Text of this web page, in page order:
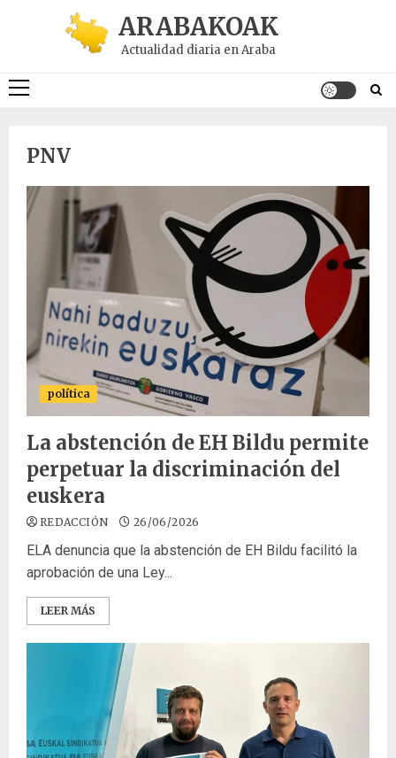
ARABAKOAK
Actualidad diaria en Araba
Menú
PNV
política
La abstención de EH Bildu permite
perpetuar la discriminación del
euskera
REDACCIÓN 26/06/2026
ELA denuncia que la abstención de EH Bildu facilitó la
aprobación de una Ley...
LEER MÁS